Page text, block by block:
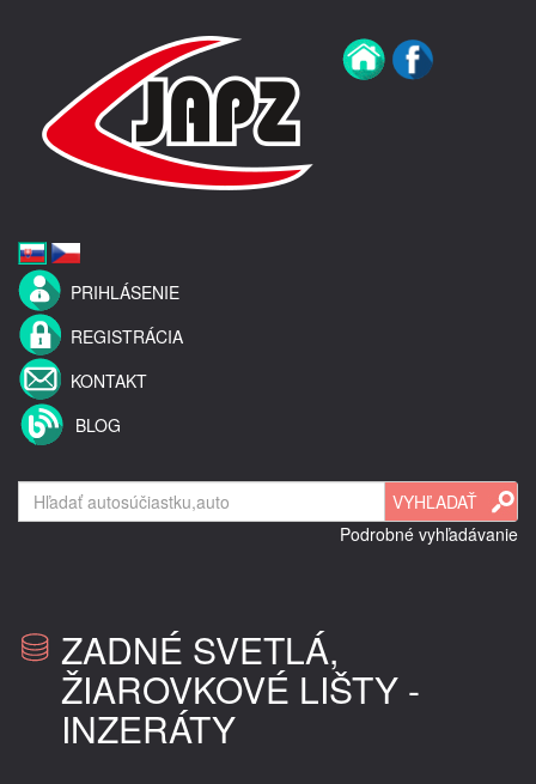
PRIHLÁSENIE
REGISTRÁCIA
KONTAKT
BLOG
Podrobné vyhľadávanie
ZADNÉ SVETLÁ,
ŽIAROVKOVÉ LIŠTY -
INZERÁTY